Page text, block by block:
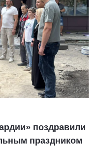
поздравили
праздником